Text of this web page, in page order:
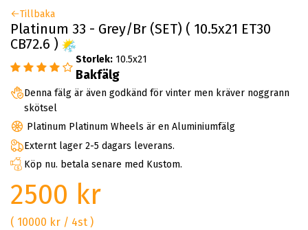
Tillbaka
Platinum 33 - Grey/Br (SET) ( 10.5x21 ET30
CB72.6 )
Storlek: 10.5x21
Bakfälg
Denna fälg är även godkänd för vinter men kräver noggrann
skötsel
Platinum Platinum Wheels är en Aluminiumfälg
Externt lager 2-5 dagars leverans.
Köp nu. betala senare med Kustom.
2500 kr
( 10000 kr / 4st )